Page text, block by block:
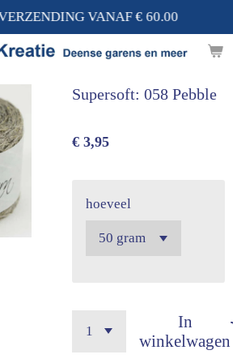
VANAF € 60.00
Supersoft: 058 Pebble
€ 3,95
hoeveel
In
winkelwagen